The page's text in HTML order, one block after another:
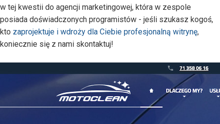
w tej kwestii do agencji marketingowej, która w zespole
posiada doświadczonych programistów - jeśli szukasz kogoś,
kto zaprojektuje i wdroży dla Ciebie profesjonalną witrynę,
koniecznie się z nami skontaktuj!